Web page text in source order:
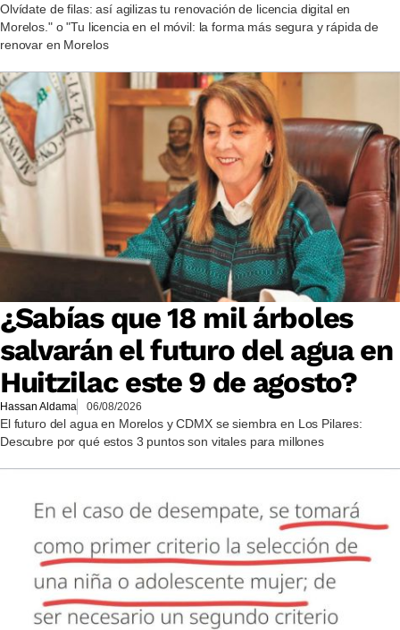
Olvídate de filas: así agilizas tu renovación de licencia digital en
Morelos." o "Tu licencia en el móvil: la forma más segura y rápida de
renovar en Morelos
¿Sabías que 18 mil árboles
salvarán el futuro del agua en
Huitzilac este 9 de agosto?
Hassan Aldama 06/08/2026
El futuro del agua en Morelos y CDMX se siembra en Los Pilares:
Descubre por qué estos 3 puntos son vitales para millones